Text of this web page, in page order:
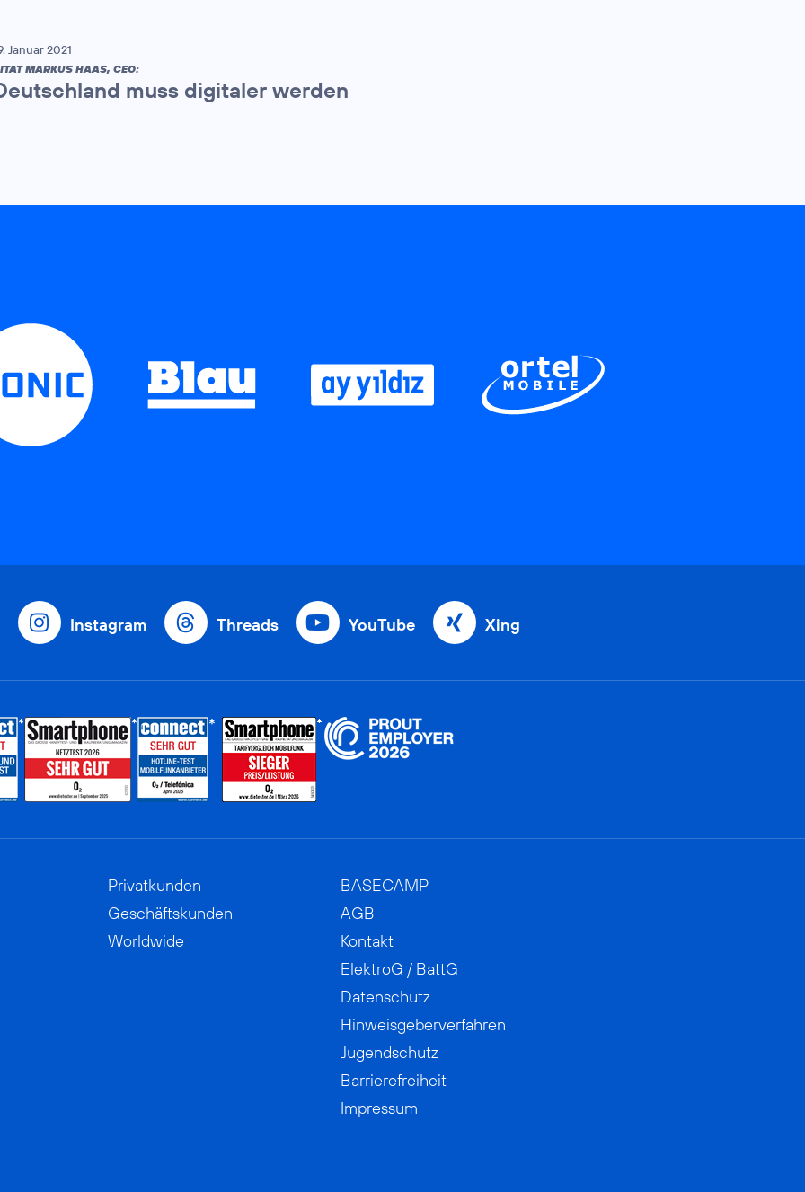
Januar 2021
MARKUS HAAS, CEO:
muss digitaler werden
Instagram Threads YouTube Xing
Privatkunden
Geschäftskunden
Worldwide
BASECAMP
AGB
Kontakt
ElektroG / BattG
Datenschutz
Hinweisgeberverfahren
Jugendschutz
Barrierefreiheit
Impressum